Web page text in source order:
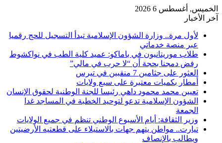
الخميس, أغسطس 6 2026
آخر الأخبار
لأول مرة.. وزارة الشؤون الإسلامية تبدأ التسجيل للحج رقميا
عبر منصة خدماتي
طلاب موريتانيون في باماكو: عميد كلية الطب في نواكشوط
رفض دمجنا بحجة أن “لا حرب في مالي”
العثور على جثامين 7 منقبين في تيرس
أمطار بكميات معتبرة على سبع ولايات
تعيين محمد محمود داهي رئيسا للجنة الوطنية لحقوق الإنسان
الشؤون الإسلامية تدعو لتوحيد الخطبة في المساجد غدا
الجمعة
وزير الثقافة: أيام الأسبوع الوطني تنظم في جميع الولايات
تيارت.. مواطن يتهم جهات بالاستيلاء على قطعتيه الأرضيتين
ويطالب بالإنصاف